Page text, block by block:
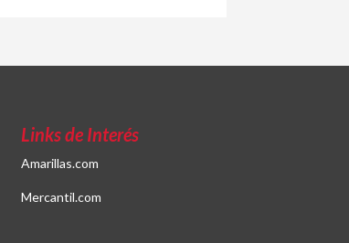
Links de Interés
Amarillas.com
Mercantil.com